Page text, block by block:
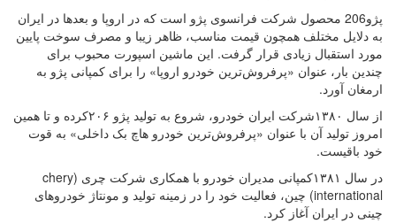
پژو206 محصول شرکت فرانسوی پژو است که در اروپا و بعدها در ایران
به دلایل مختلف همچون قیمت مناسب، ظاهر زیبا و مصرف سوخت پایین
مورد استقبال زیادی قرار گرفت. این ماشین اسپورت محبوب برای
چندین بار، عنوان «پرفروش‌ترین خودرو اروپا» را برای کمپانی پژو به
ارمغان آورد.
از سال ۱۳۸۰شرکت ایران خودرو، شروع به تولید پژو ۲۰۶کرده و تا همین
امروز تولید آن با عنوان «پرفروش‌ترین خودرو هاچ بک داخلی» به قوت
خود باقیست.
در سال ۱۳۸۱کمپانی مدیران خودرو با همکاری شرکت چری (chery
international) چین، فعالیت خود را در زمینه تولید و مونتاژ خودروهای
چینی در ایران آغاز کرد.